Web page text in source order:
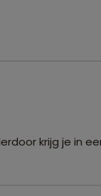
krijg je in